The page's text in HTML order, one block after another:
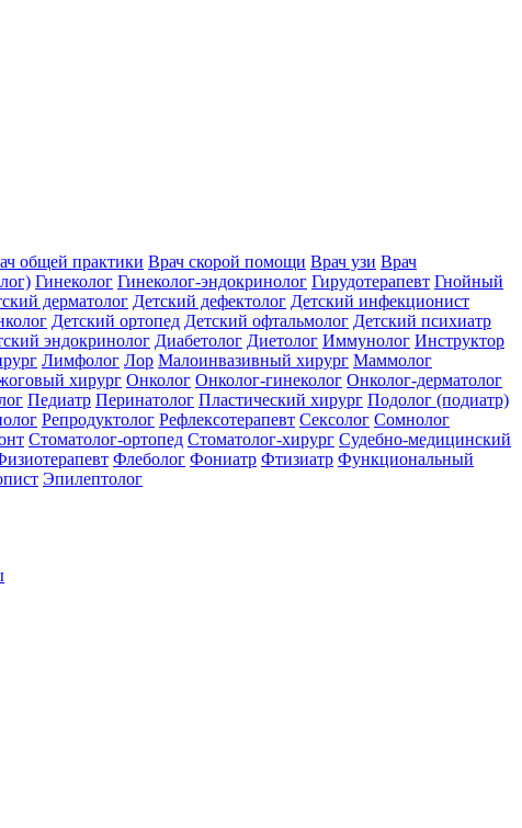
общей практики Врач скорой помощи Врач узи Врач
Гинеколог Гинеколог-эндокринолог Гирудотерапевт Гнойный
дерматолог Детский дефектолог Детский инфекционист
Детский ортопед Детский офтальмолог Детский психиатр
эндокринолог Диабетолог Диетолог Иммунолог Инструктор
Лимфолог Лор Малоинвазивный хирург Маммолог
хирург Онколог Онколог-гинеколог Онколог-дерматолог
Педиатр Перинатолог Пластический хирург Подолог (подиатр)
Репродуктолог Рефлексотерапевт Сексолог Сомнолог
Стоматолог-ортопед Стоматолог-хирург Судебно-медицинский
Флеболог Фониатр Фтизиатр Функциональный
Эпилептолог